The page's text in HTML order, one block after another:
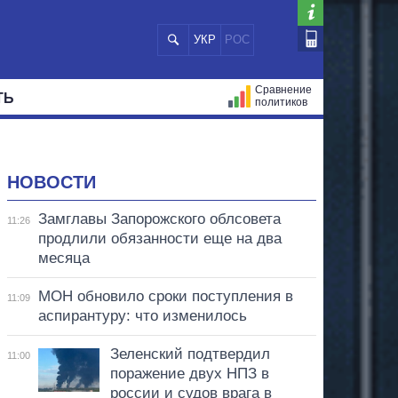
УКР РОС
Сравнение
политиков
НОВОСТИ
11:26
Замглавы Запорожского облсовета
продлили обязанности еще на два
месяца
11:09
МОН обновило сроки поступления в
аспирантуру: что изменилось
11:00
Зеленский подтвердил
поражение двух НПЗ в
россии и судов врага в